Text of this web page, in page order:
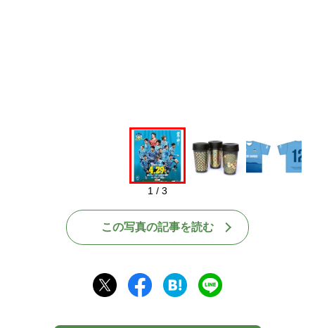
1 / 3
この写真の記事を読む